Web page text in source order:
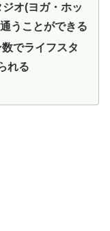
オ(ヨガ・ホッ
うことができる
でライフスタ
れる